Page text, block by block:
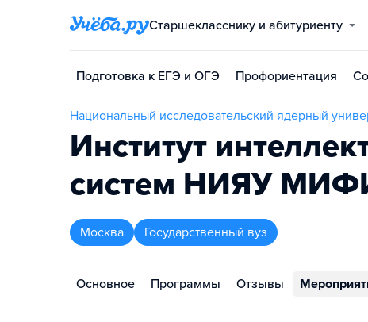
Старшекласснику и абитуриенту
Подготовка к ЕГЭ и ОГЭ Профориентация
Национальный исследовательский ядерный
Институт
систем НИЯУ
Москва Государственный вуз
Основное Программы Отзывы